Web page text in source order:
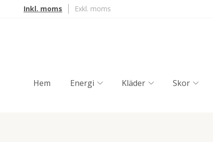
Inkl. moms Exkl. moms
Hem Energi Kläder Skor